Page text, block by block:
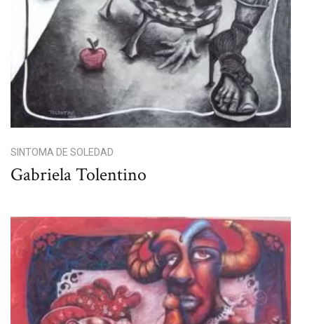
SINTOMA DE SOLEDAD
Gabriela Tolentino